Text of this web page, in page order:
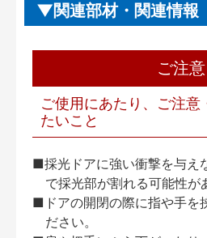
関連部材・関連情報
ご注意
ご使用にあたり、ご注意
たいこと
■採光ドアに強い衝撃を与え
で採光部が割れる可能性が
■ドアの開閉の際に指や手を
ださい。